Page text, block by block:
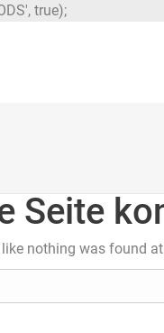
true);
Seite
nothing was found